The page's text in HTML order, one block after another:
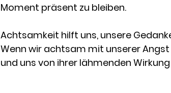
Moment präsent zu bleiben.
Achtsamkeit hilft uns, unsere
Wenn wir achtsam mit unserer
und uns von ihrer lähmenden